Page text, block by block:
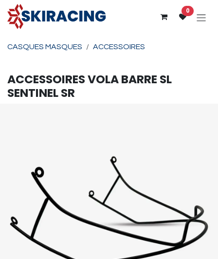
Se rendre au contenu
0
CASQUES MASQUES ACCESSOIRES
ACCESSOIRESVOLABARRE SL
SENTINEL SR